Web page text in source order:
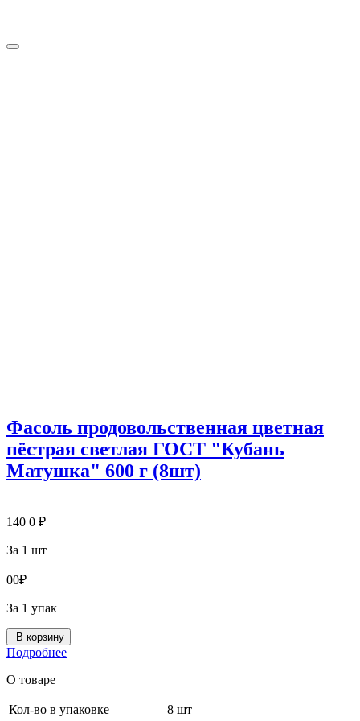
Фасоль продовольственная цветная
пёстрая светлая ГОСТ "Кубань
Матушка" 600 г (8шт)
140 0 ₽
За 1 шт
00₽
За 1 упак
В корзину
Подробнее
О товаре
Кол-во в упаковке
8 шт